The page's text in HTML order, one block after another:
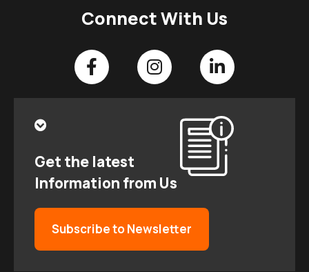
Connect With Us
Get the latest
Information from Us
Subscribe to Newsletter